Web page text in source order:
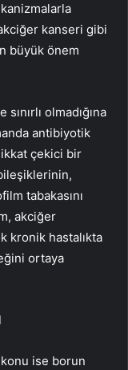
kanseri gibi
büyük önem
olmadığına
antibiyotik
çekici bir
tabakasını
akciğer
kronik hastalıkta
ortaya
ise borun